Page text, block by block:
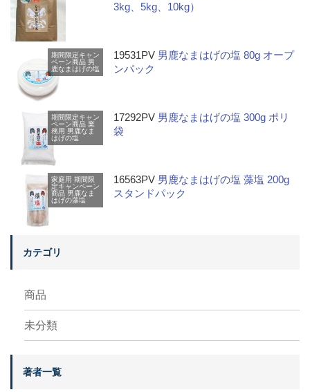
3kg、5kg、10kg）
期間限定キャン
ペーン商品 男
鹿なまはげの塩
19531PV 男鹿なまはげの塩 80g オープ
ンパック
期間限定キャン
ペーン商品 業
務用 男鹿なま
はげの塩
17292PV 男鹿なまはげの塩 300g ポリ
袋
家庭用 期間限
定キャンペーン
商品 男鹿なま
はげの藻塩
16563PV 男鹿なまはげの塩 藻塩 200g
スタンドパック
カテゴリ
商品
未分類
著者一覧